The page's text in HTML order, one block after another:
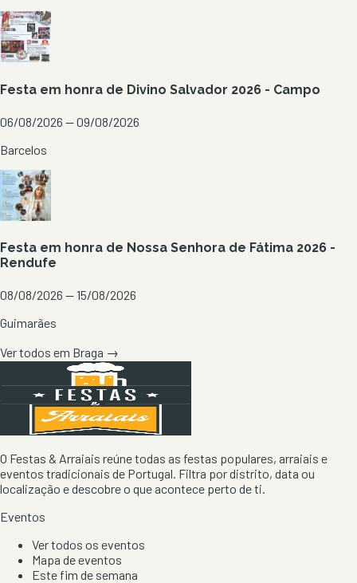
Festa em honra de Divino Salvador 2026 - Campo
06/08/2026 — 09/08/2026
Barcelos
Festa em honra de Nossa Senhora de Fátima 2026 -
Rendufe
08/08/2026 — 15/08/2026
Guimarães
Ver todos em Braga →
O Festas & Arraiais reúne todas as festas populares, arraiais e
eventos tradicionais de Portugal. Filtra por distrito, data ou
localização e descobre o que acontece perto de ti.
Eventos
Ver todos os eventos
Mapa de eventos
Este fim de semana